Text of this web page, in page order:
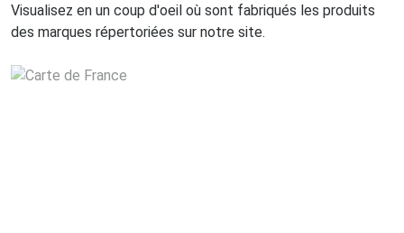
Visualisez en un coup d'oeil où sont fabriqués les produits
des marques répertoriées sur notre site.